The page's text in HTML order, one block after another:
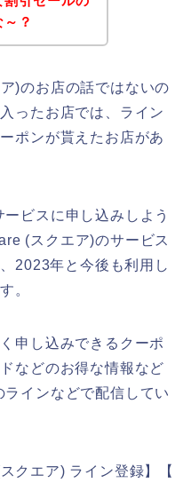
？
)のお店の話ではないの
ったお店では、ライン
ポンが貰えたお店があ
ビスに申し込みしよう
(スクエア)のサービス
2023年と今後も利用し
。
申し込みできるクーポ
などのお得な情報など
インなどで配信してい
クエア) ライン登録】【